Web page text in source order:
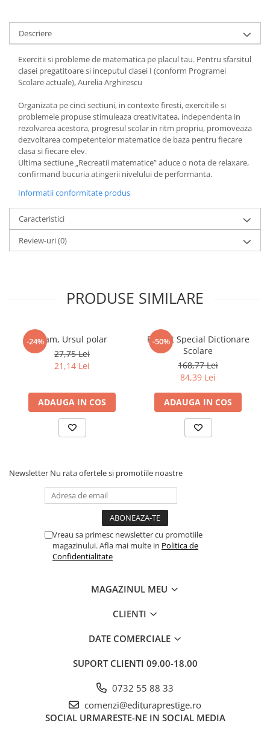
Descriere
Exercitii si probleme de matematica pe placul tau. Pentru sfarsitul
clasei pregatitoare si inceputul clasei I (conform Programei
Scolare actuale), Aurelia Arghirescu
Organizata pe cinci sectiuni, in contexte firesti, exercitiile si
problemele propuse stimuleaza creativitatea, independenta in
rezolvarea acestora, progresul scolar in ritm propriu, promoveaza
dezvoltarea competentelor matematice de baza pentru fiecare
clasa si fiecare elev.
Ultima sectiune „Recreatii matematice” aduce o nota de relaxare,
confirmand bucuria atingerii nivelului de performanta.
Informatii conformitate produs
Caracteristici
Review-uri(0)
PRODUSE SIMILARE
-24%Fram, Ursul polar
27,75 Lei
21,14 Lei
ADAUGA IN COS
-50%
Pachet Special Dictionare
Scolare
168,77 Lei
84,39 Lei
ADAUGA IN COS
Newsletter Nu rata ofertele si promotiile noastre
Vreau sa primesc newsletter cu promotiile
magazinului. Afla mai multe in Politica de
Confidentialitate
MAGAZINUL MEU
CLIENTI
DATE COMERCIALE
SUPORT CLIENTI 09.00-18.00
0732 55 88 33
comenzi@edituraprestige.ro
SOCIAL URMARESTE-NE IN SOCIAL MEDIA